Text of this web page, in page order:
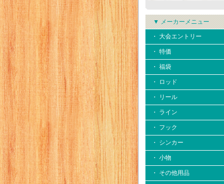
▼ メーカーメニュー
・ 大会エントリー
・ 特価
・ 福袋
・ ロッド
・ リール
・ ライン
・ フック
・ シンカー
・ 小物
・ その他用品